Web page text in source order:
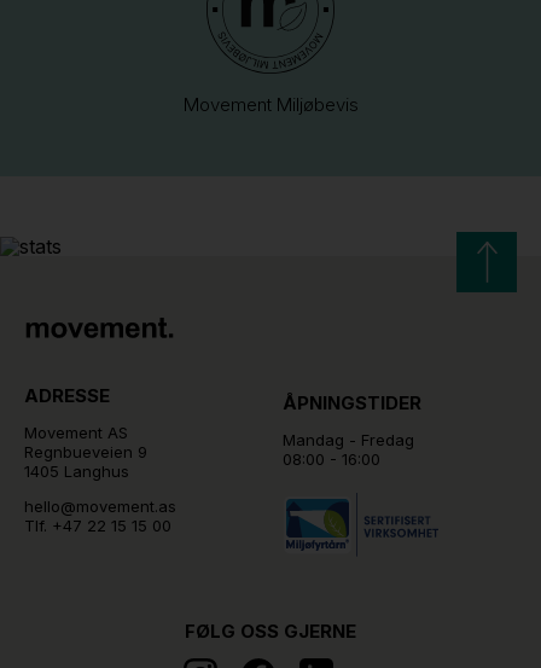
Movement Miljøbevis
ADRESSE
Movement AS
Regnbueveien 9
1405 Langhus
hello@movement.as
Tlf. +47 22 15 15 00
ÅPNINGSTIDER
Mandag - Fredag
08:00 - 16:00
FØLG OSS GJERNE